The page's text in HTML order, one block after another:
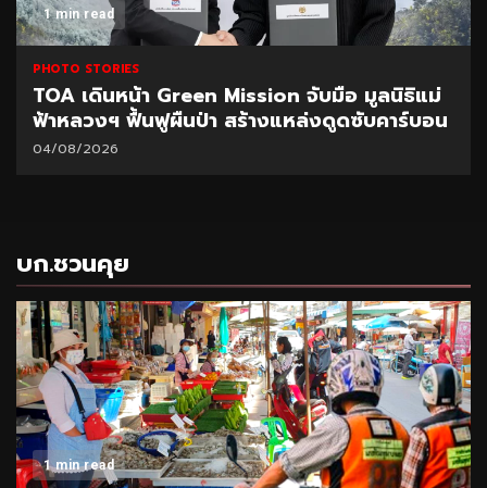
1 min read
PHOTO STORIES
TOA เดินหน้า Green Mission จับมือ มูลนิธิแม่
ฟ้าหลวงฯ ฟื้นฟูผืนป่า สร้างแหล่งดูดซับคาร์บอน
04/08/2026
บก.ชวนคุย
1 min read